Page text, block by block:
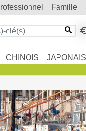
famille
CHINOIS JAPONAIS